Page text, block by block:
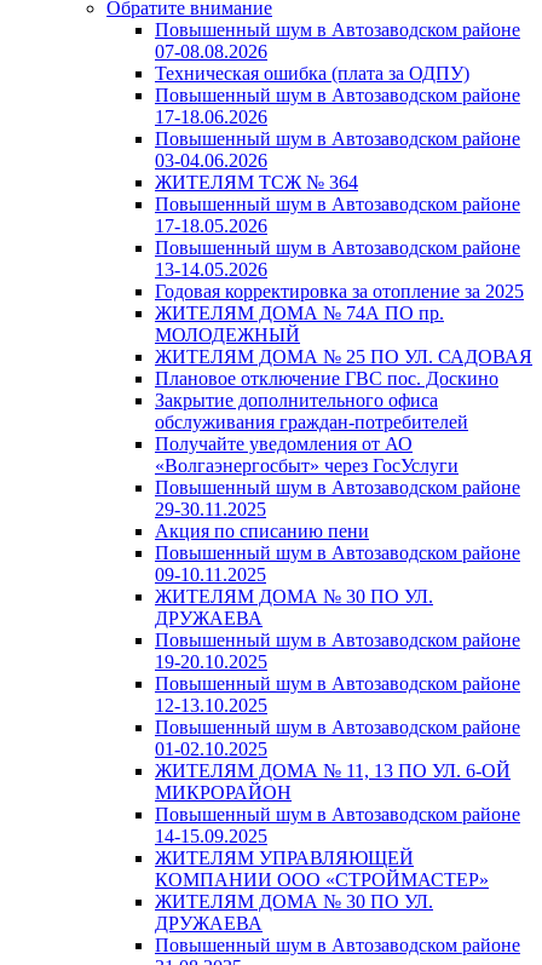
Обратите внимание
Повышенный шум в Автозаводском районе
07-08.08.2026
Техническая ошибка (плата за ОДПУ)
Повышенный шум в Автозаводском районе
17-18.06.2026
Повышенный шум в Автозаводском районе
03-04.06.2026
ЖИТЕЛЯМ ТСЖ № 364
Повышенный шум в Автозаводском районе
17-18.05.2026
Повышенный шум в Автозаводском районе
13-14.05.2026
Годовая корректировка за отопление за 2025
ЖИТЕЛЯМ ДОМА № 74А ПО пр.
МОЛОДЕЖНЫЙ
ЖИТЕЛЯМ ДОМА № 25 ПО УЛ. САДОВАЯ
Плановое отключение ГВС пос. Доскино
Закрытие дополнительного офиса
обслуживания граждан-потребителей
Получайте уведомления от АО
«Волгаэнергосбыт» через ГосУслуги
Повышенный шум в Автозаводском районе
29-30.11.2025
Акция по списанию пени
Повышенный шум в Автозаводском районе
09-10.11.2025
ЖИТЕЛЯМ ДОМА № 30 ПО УЛ.
ДРУЖАЕВА
Повышенный шум в Автозаводском районе
19-20.10.2025
Повышенный шум в Автозаводском районе
12-13.10.2025
Повышенный шум в Автозаводском районе
01-02.10.2025
ЖИТЕЛЯМ ДОМА № 11, 13 ПО УЛ. 6-ОЙ
МИКРОРАЙОН
Повышенный шум в Автозаводском районе
14-15.09.2025
ЖИТЕЛЯМ УПРАВЛЯЮЩЕЙ
КОМПАНИИ ООО «СТРОЙМАСТЕР»
ЖИТЕЛЯМ ДОМА № 30 ПО УЛ.
ДРУЖАЕВА
Повышенный шум в Автозаводском районе